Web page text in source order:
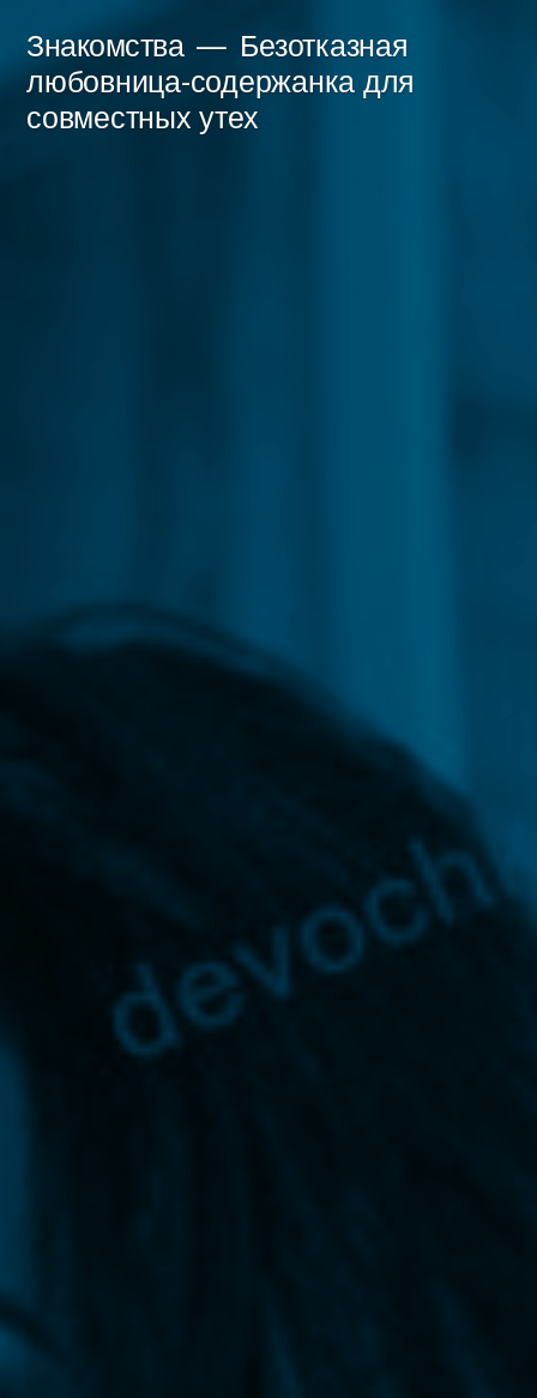
содержимому
Знакомства
Безотказная
любовница-содержанка для
совместных утех